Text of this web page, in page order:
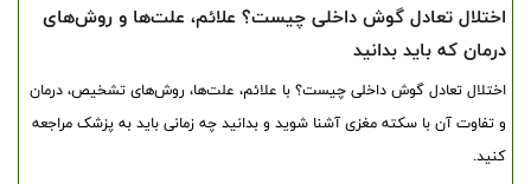
اختلال تعادل گوش داخلی چیست؟ علائم، علت‌ها و روش‌های
درمان که باید بدانید
اختلال تعادل گوش داخلی چیست؟ با علائم، علت‌ها، روش‌های تشخیص، درمان
و تفاوت آن با سکته مغزی آشنا شوید و بدانید چه زمانی باید به پزشک مراجعه
کنید.